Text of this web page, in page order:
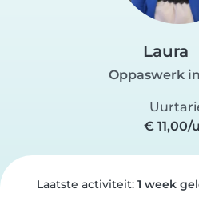
Laura
Oppaswerk
€ 11,00/
Laatste activiteit: 1 week